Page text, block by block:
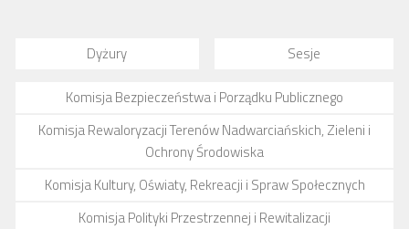
numer 2(4)/2016
numer 1(3)/2016
Dokumenty
Statut osiedla
Dyżury Sesje
Komisja Bezpieczeństwa i Porządku Publicznego
Komisja Rewaloryzacji Terenów Nadwarciańskich, Zieleni i
Ochrony Środowiska
Komisja Kultury, Oświaty, Rekreacji i Spraw Społecznych
Komisja Polityki Przestrzennej i Rewitalizacji